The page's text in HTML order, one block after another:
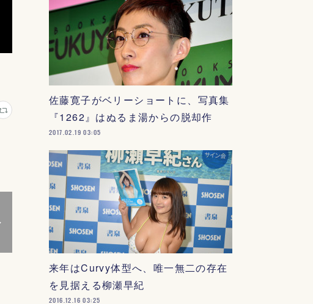
佐藤寛子がベリーショートに、写真集
『1262』はぬるま湯からの脱却作
2017.02.19 03:05
来年はCurvy体型へ、唯一無二の存在
を見据える柳瀬早紀
2016.12.16 03:25